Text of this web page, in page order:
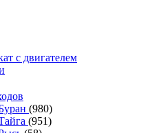
с двигателем
(980)
(951)